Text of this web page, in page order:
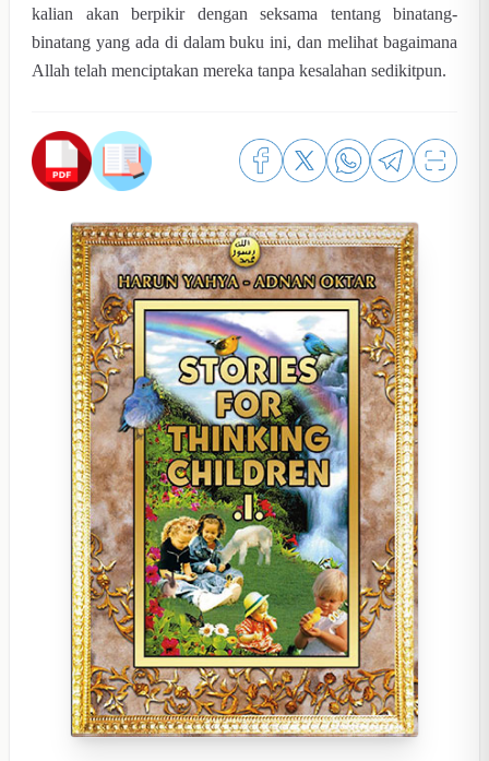
kalian akan berpikir dengan seksama tentang binatang-
binatang yang ada di dalam buku ini, dan melihat bagaimana
Allah telah menciptakan mereka tanpa kesalahan sedikitpun.